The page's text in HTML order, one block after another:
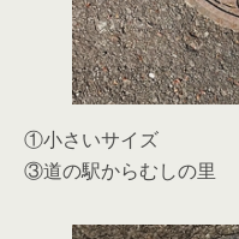
①小さいサイズ
③道の駅からむしの里